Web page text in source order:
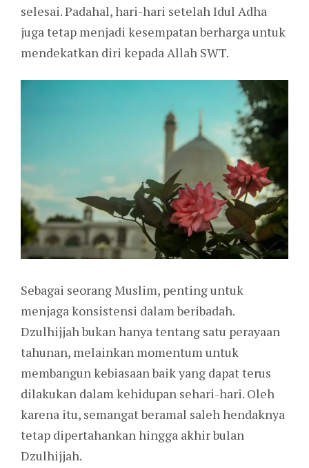
selesai. Padahal, hari-hari setelah Idul Adha
juga tetap menjadi kesempatan berharga untuk
mendekatkan diri kepada Allah SWT.
Sebagai seorang Muslim, penting untuk
menjaga konsistensi dalam beribadah.
Dzulhijjah bukan hanya tentang satu perayaan
tahunan, melainkan momentum untuk
membangun kebiasaan baik yang dapat terus
dilakukan dalam kehidupan sehari-hari. Oleh
karena itu, semangat beramal saleh hendaknya
tetap dipertahankan hingga akhir bulan
Dzulhijjah.